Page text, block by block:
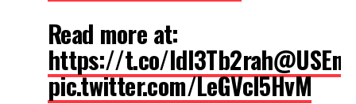
Read more at:
https://t.co/ldl3Tb2rah
pic.twitter.com/LeGVcI5HvM